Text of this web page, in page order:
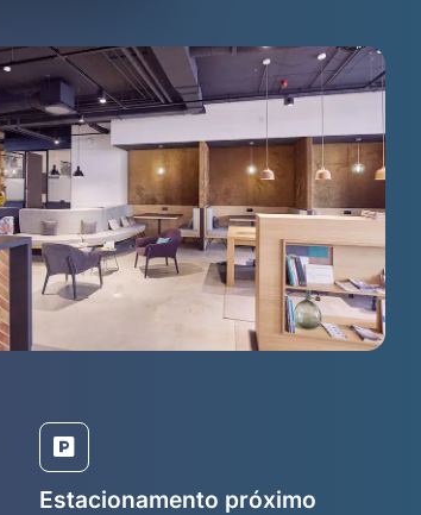
Estacionamento próximo